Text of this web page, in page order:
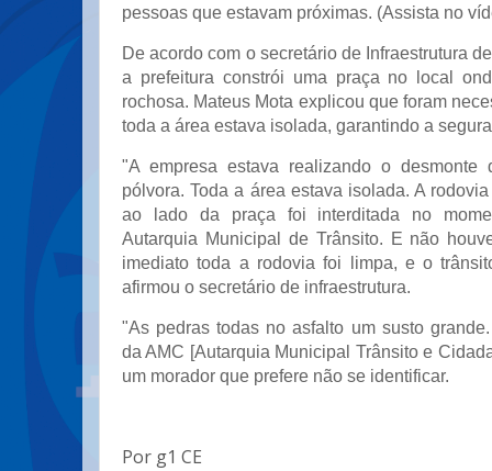
pessoas que estavam próximas. (Assista no
De acordo com o secretário de Infraestrutura
a prefeitura constrói uma praça no local
rochosa. Mateus Mota explicou que foram
toda a área estava isolada, garantindo a
"A empresa estava realizando o desmonte
pólvora. Toda a área estava isolada. A
ao lado da praça foi interditada no
Autarquia Municipal de Trânsito. E não
imediato toda a rodovia foi limpa, e o
afirmou o secretário de infraestrutura.
"As pedras todas no asfalto um susto
da AMC [Autarquia Municipal Trânsito e
um morador que prefere não se identificar.
Por g1 CE